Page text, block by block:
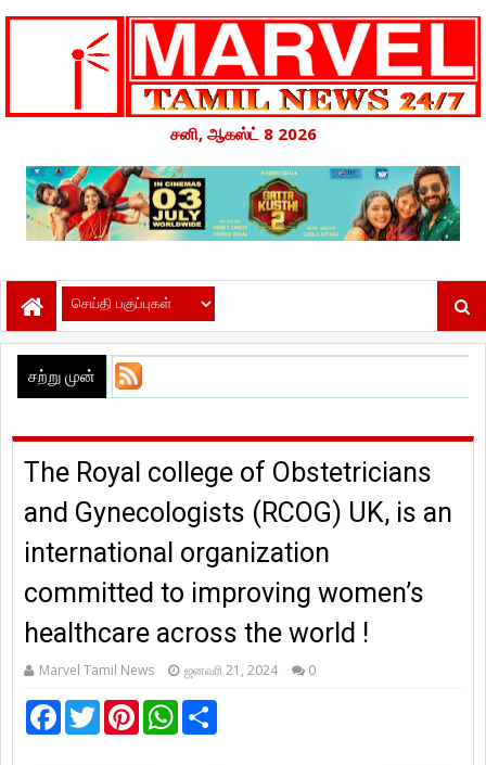
சனி, ஆகஸ்ட் 8 2026
சற்று முன்
The Royal college of Obstetricians
and Gynecologists (RCOG) UK, is an
international organization
committed to improving women’s
healthcare across the world !
Marvel Tamil News ஜனவரி 21, 2024 0
F
T
w
P
W